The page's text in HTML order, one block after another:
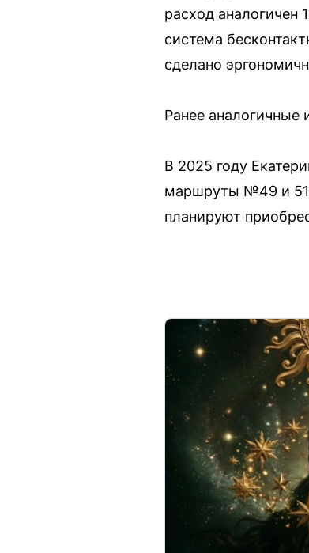
расход
система
сделано
Ранее аналогичные
В 2025 году
маршруты №49 и
планируют